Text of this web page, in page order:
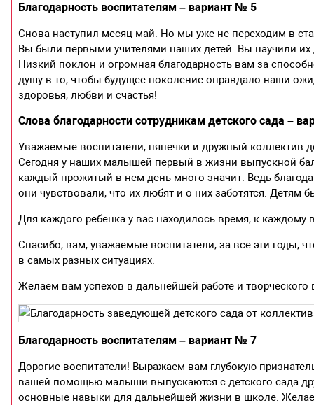
Благодарность воспитателям – вариант № 5
Снова наступил месяц май. Но мы уже не переходим в
Вы были первыми учителями наших детей. Вы научили их
Низкий поклон и огромная благодарность вам за
душу в то, чтобы будущее поколение оправдало наши
здоровья, любви и счастья!
Слова благодарности сотрудникам детского сада –
Уважаемые воспитатели, нянечки и дружный коллектив
Сегодня у наших малышей первый в жизни выпускной
каждый прожитый в нем день много значит. Ведь
они чувствовали, что их любят и о них заботятся. Детям
Для каждого ребенка у вас находилось время, к
Спасибо, вам, уважаемые воспитатели, за все эти годы,
в самых разных ситуациях.
Желаем вам успехов в дальнейшей работе и творческого
Благодарность воспитателям – вариант № 7
Дорогие воспитатели! Выражаем вам глубокую
вашей помощью малыши выпускаются с детского сада
основные навыки для дальнейшей жизни в школе.